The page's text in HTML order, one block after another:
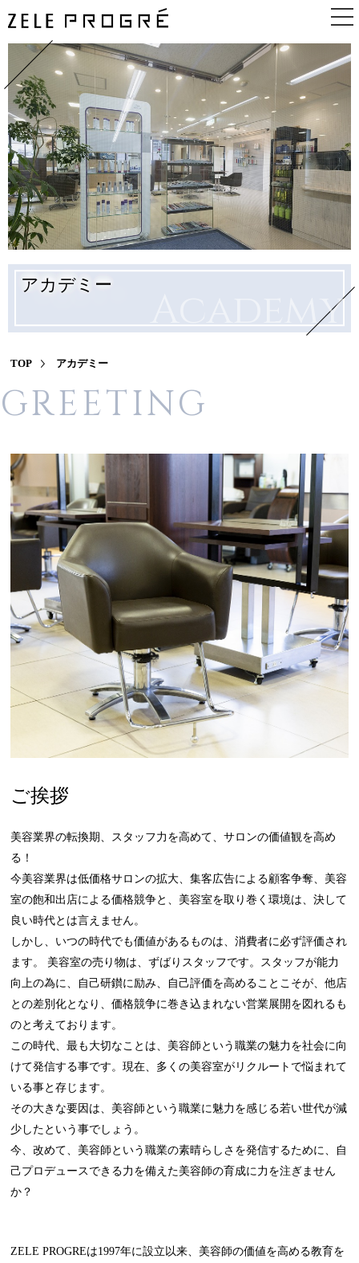
TOP
ABOUT
GUIDE
PRICE
CAMPAIGN
VOICE
PRODUCT
GALLERY
FAQ
COMPANY
Academy
アカデミー
TOP アカデミー
GREETING
ご挨拶
美容業界の転換期、スタッフ力を高めて、サロンの価値観を高め
る！
今美容業界は低価格サロンの拡大、集客広告による顧客争奪、美容
室の飽和出店による価格競争と、美容室を取り巻く環境は、決して
良い時代とは言えません。
しかし、いつの時代でも価値があるものは、消費者に必ず評価され
ます。 美容室の売り物は、ずばりスタッフです。スタッフが能力
向上の為に、自己研鑚に励み、自己評価を高めることこそが、他店
との差別化となり、価格競争に巻き込まれない営業展開を図れるも
のと考えております。
この時代、最も大切なことは、美容師という職業の魅力を社会に向
けて発信する事です。現在、多くの美容室がリクルートで悩まれて
いる事と存じます。
その大きな要因は、美容師という職業に魅力を感じる若い世代が減
少したという事でしょう。
今、改めて、美容師という職業の素晴らしさを発信するために、自
己プロデュースできる力を備えた美容師の育成に力を注ぎません
か？
ZELE PROGREは1997年に設立以来、美容師の価値を高める教育を